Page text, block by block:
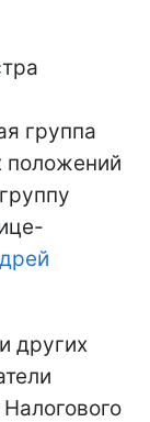
группа
положений
других